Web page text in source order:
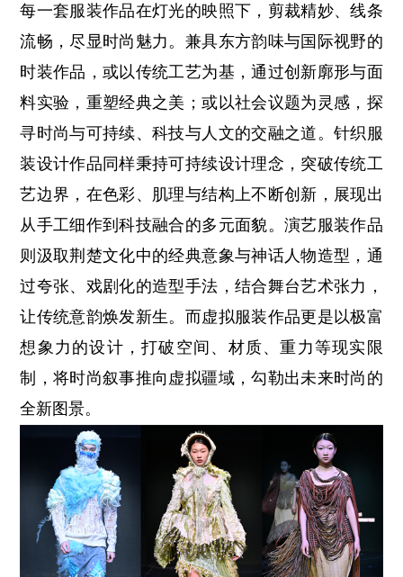
每一套服装作品在灯光的映照下，剪裁精妙、线条
流畅，尽显时尚魅力。兼具东方韵味与国际视野的
时装作品，或以传统工艺为基，通过创新廓形与面
料实验，重塑经典之美；或以社会议题为灵感，探
寻时尚与可持续、科技与人文的交融之道。针织服
装设计作品同样秉持可持续设计理念，突破传统工
艺边界，在色彩、肌理与结构上不断创新，展现出
从手工细作到科技融合的多元面貌。演艺服装作品
则汲取荆楚文化中的经典意象与神话人物造型，通
过夸张、戏剧化的造型手法，结合舞台艺术张力，
让传统意韵焕发新生。而虚拟服装作品更是以极富
想象力的设计，打破空间、材质、重力等现实限
制，将时尚叙事推向虚拟疆域，勾勒出未来时尚的
全新图景。